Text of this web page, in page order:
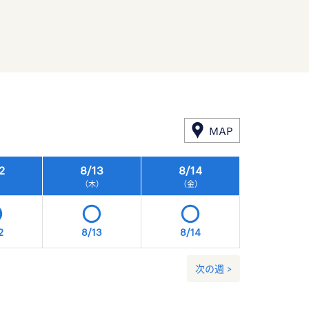
MAP
8/13
（木）
8/14
（金）
8/13 8/14
次の週 >